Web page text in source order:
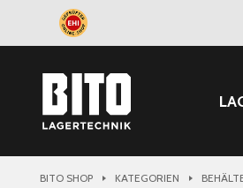
BITO SHOP KATEGORIEN